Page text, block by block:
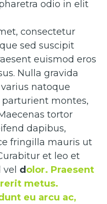
odio in elit
consectetur
sed suscipit
euismod eros
Nulla gravida
natoque
montes,
tortor
dapibus,
fringilla mauris ut
et leo et
vel dolor. Praesent
metus.
eu arcu ac,